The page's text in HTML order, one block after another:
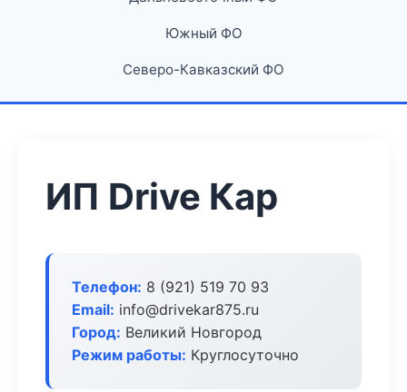
Южный ФО
Северо-Кавказский ФО
ИП Drive Кар
Телефон: 8 (921) 519 70 93
Email: info@drivekar875.ru
Город: Великий Новгород
Режим работы: Круглосуточно